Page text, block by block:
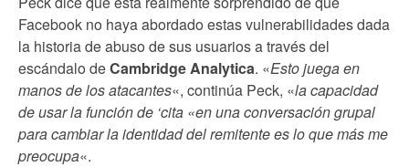
Facebook no haya abordado estas vulnerabilidades dada
la historia de abuso de sus usuarios a través del
escándalo deCambridge Analytica. «Esto juega en
manos de los atacantes«, continúa Peck, «la capacidad
de usar la función de ‘cita «en una conversación grupal
para cambiar la identidad del remitente es lo que más me
preocupa«.